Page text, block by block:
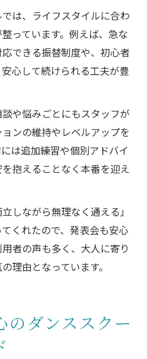
は、ライフスタイルに合わ
っています。例えば、急な
できる振替制度や、初心者
心して続けられる工夫が豊
や悩みごとにもスタッフが
ンの維持やレベルアップを
は追加練習や個別アドバイ
抱えることなく本番を迎え
しながら無理なく通える」
くれたので、発表会も安心
者の声も多く、大人に寄り
理由となっています。
のダンススクー